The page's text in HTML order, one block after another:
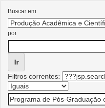
Buscar em:
por
Filtros correntes: